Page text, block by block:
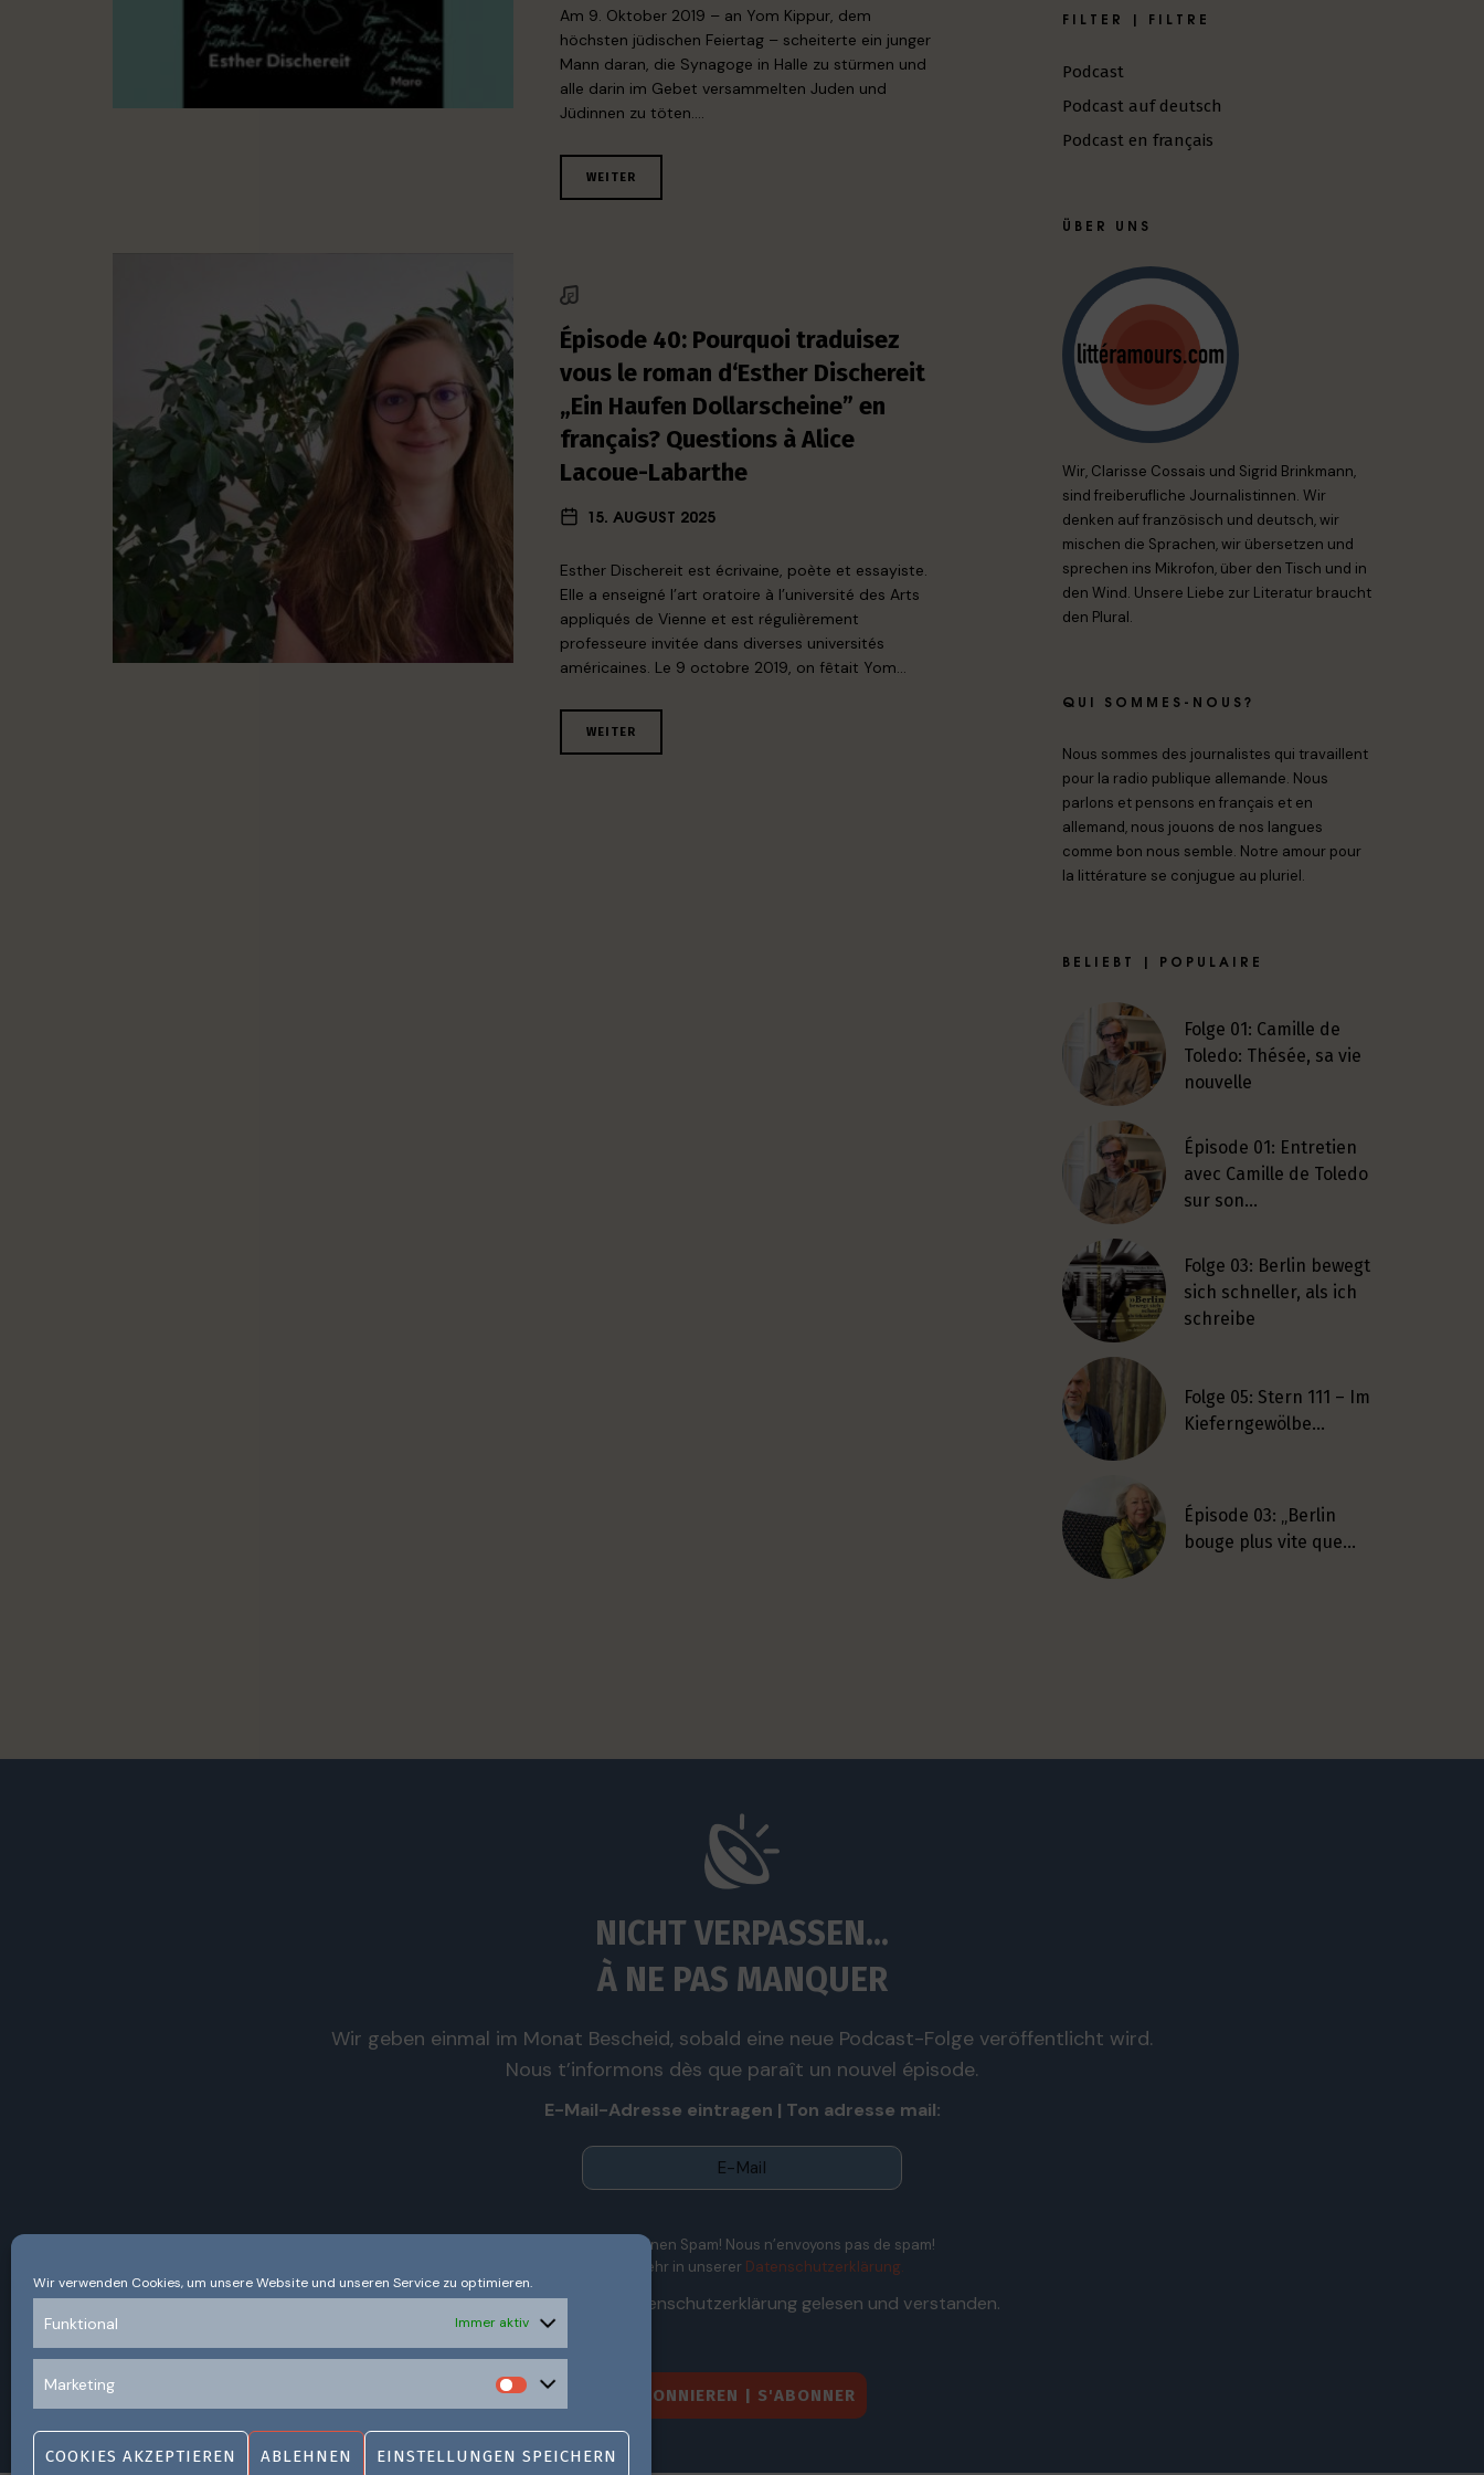
Wir verwenden Cookies, um unsere Website und unseren Service zu optimieren.
Funktional Immer aktiv
Marketing
COOKIES AKZEPTIEREN ABLEHNEN EINSTELLUNGEN SPEICHERN
Am 9. Oktober 2019 – an Yom Kippur, dem
höchsten jüdischen Feiertag – scheiterte ein junger
Mann daran, die Synagoge in Halle zu stürmen und
alle darin im Gebet versammelten Juden und
Jüdinnen zu töten….
WEITER
Épisode 40: Pourquoi traduisez
vous le roman d‘Esther Dischereit
„Ein Haufen Dollarscheine” en
français? Questions à Alice
Lacoue-Labarthe
15. AUGUST 2025
Esther Dischereit est écrivaine, poète et essayiste.
Elle a enseigné l’art oratoire à l’université des Arts
appliqués de Vienne et est régulièrement
professeure invitée dans diverses universités
américaines. Le 9 octobre 2019, on fêtait Yom…
WEITER
FILTER | FILTRE
Podcast
Podcast auf deutsch
Podcast en français
ÜBER UNS
Wir, Clarisse Cossais und Sigrid Brinkmann,
sind freiberufliche Journalistinnen. Wir
denken auf französisch und deutsch, wir
mischen die Sprachen, wir übersetzen und
sprechen ins Mikrofon, über den Tisch und in
den Wind. Unsere Liebe zur Literatur braucht
den Plural.
QUI SOMMES-NOUS?
Nous sommes des journalistes qui travaillent
pour la radio publique allemande. Nous
parlons et pensons en français et en
allemand, nous jouons de nos langues
comme bon nous semble. Notre amour pour
la littérature se conjugue au pluriel.
BELIEBT | POPULAIRE
Folge 01: Camille de
Toledo: Thésée, sa vie
nouvelle
Épisode 01: Entretien
avec Camille de Toledo
sur son…
Folge 03: Berlin bewegt
sich schneller, als ich
schreibe
Folge 05: Stern 111 – Im
Kieferngewölbe…
Épisode 03: „Berlin
bouge plus vite que…
NICHT VERPASSEN...
À NE PAS MANQUER
Wir geben einmal im Monat Bescheid, sobald eine neue Podcast-Folge veröffentlicht wird.
Nous t’informons dès que paraît un nouvel épisode.
E-Mail-Adresse eintragen | Ton adresse mail:
Wir senden keinen Spam! Nous n’envoyons pas de spam!
Erfahre mehr in unserer Datenschutzerklärung.
Ich habe die Datenschutzerklärung gelesen und verstanden.